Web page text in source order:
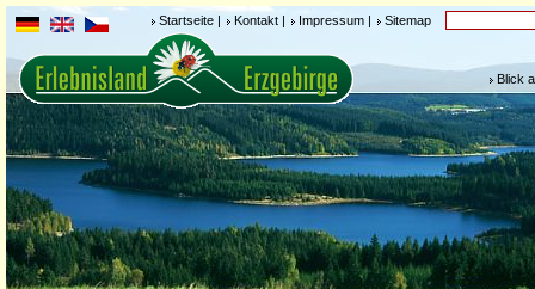
Startseite | Kontakt | Impressum | Sitemap
Blick